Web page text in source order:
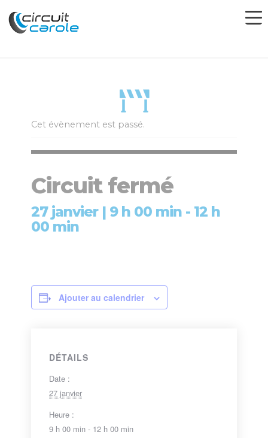
Cet évènement est passé.
Circuit fermé
27 janvier | 9 h 00 min - 12 h
00 min
Ajouter au calendrier
DÉTAILS
Date :
27 janvier
Heure :
9 h 00 min - 12 h 00 min